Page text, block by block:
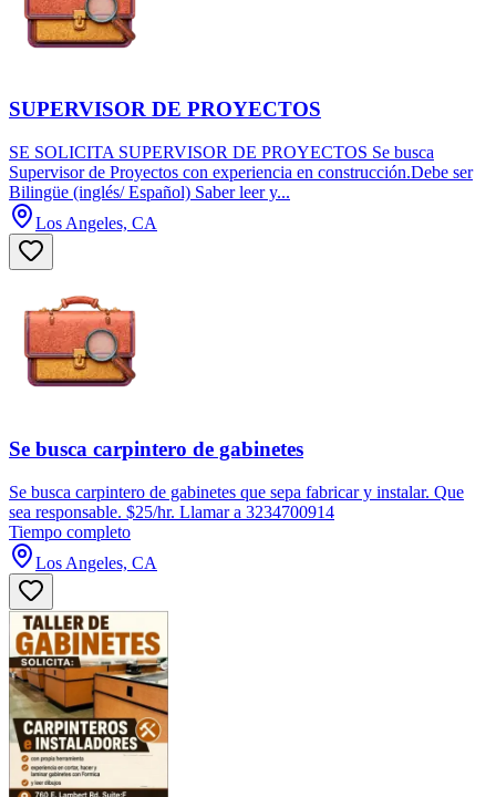
SUPERVISOR DE PROYECTOS
SE SOLICITA SUPERVISOR DE PROYECTOS Se busca
Supervisor de Proyectos con experiencia en construcción.Debe ser
Bilingüe (inglés/ Español) Saber leer y...
Los Angeles, CA
Se busca carpintero de gabinetes
Se busca carpintero de gabinetes que sepa fabricar y instalar. Que
sea responsable. $25/hr. Llamar a 3234700914
Tiempo completo
Los Angeles, CA